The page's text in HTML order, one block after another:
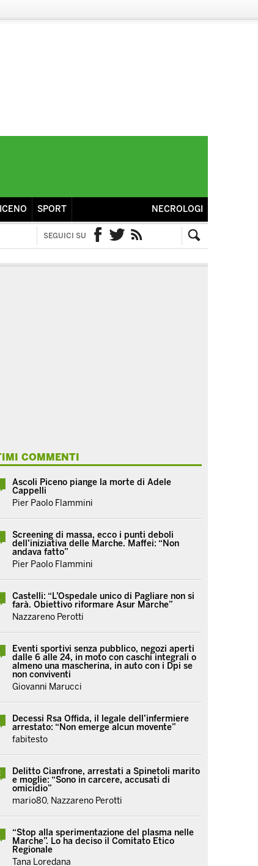
SPORT NECROLOGI
SEGUICI SU
COMMENTI
Ascoli Piceno piange la morte di Adele
Cappelli
Pier Paolo Flammini
Screening di massa, ecco i punti deboli
dell’iniziativa delle Marche. Maffei: “Non
andava fatto”
Pier Paolo Flammini
Castelli: “L’Ospedale unico di Pagliare non si
farà. Obiettivo riformare Asur Marche”
Nazzareno Perotti
Eventi sportivi senza pubblico, negozi aperti
dalle 6 alle 24, in moto con caschi integrali o
almeno una mascherina, in auto con i Dpi se
non conviventi
Giovanni Marucci
Decessi Rsa Offida, il legale dell’infermiere
arrestato: “Non emerge alcun movente”
fabitesto
Delitto Cianfrone, arrestati a Spinetoli marito
e moglie: “Sono in carcere, accusati di
omicidio”
mario80, Nazzareno Perotti
“Stop alla sperimentazione del plasma nelle
Marche”. Lo ha deciso il Comitato Etico
Regionale
Tana Loredana